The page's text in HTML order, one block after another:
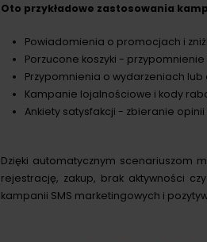
Oto przykładowe zastosowania
Powiadomienia o promocjach i
Porzucone koszyki -
Przypomnienia o wydarzeniach
Kampanie lojalnościowe i kody
Ankiety satysfakcji - zbieranie opinii
Dzięki automatycznym scenariuszom
rejestrację, zakup, brak aktywności
kampanii SMS marketingowych i